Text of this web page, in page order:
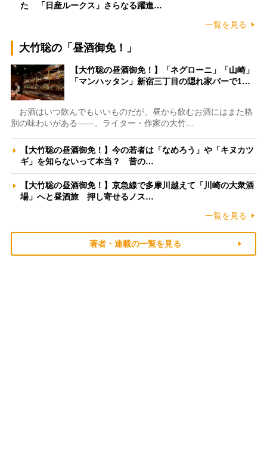
た 「日産ルークス」さらなる躍進…
一覧を見る
大竹聡の「昼酒御免！」
【大竹聡の昼酒御免！】「ネグローニ」「山崎」
「マンハッタン」新宿三丁目の隠れ家バーで1…
お酒はいつ飲んでもいいものだが、昼から飲むお酒にはまた格
別の味わいがある――。ライター・作家の大竹…
【大竹聡の昼酒御免！】今の若者は「なめろう」や「キヌカツ
ギ」を知らないって本当？ 昔の…
【大竹聡の昼酒御免！】京急線で多摩川越えて「川崎の大衆酒
場」へと昼酒旅 押し寄せるノス…
一覧を見る
著者・連載の一覧を見る